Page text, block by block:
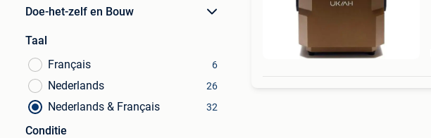
Doe-het-zelf en Bouw
Taal
Français
6
Nederlands 26
Nederlands & Français 32
Conditie